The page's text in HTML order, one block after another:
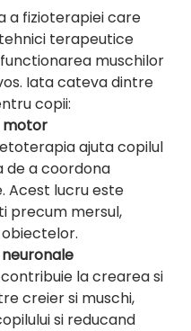
a fizioterapiei care
terapeutice
muschilor
Iata cateva dintre
copii:
motor
ajuta copilul
de a coordona
Acest lucru este
precum mersul,
la crearea si
creier si muschi,
si reducand